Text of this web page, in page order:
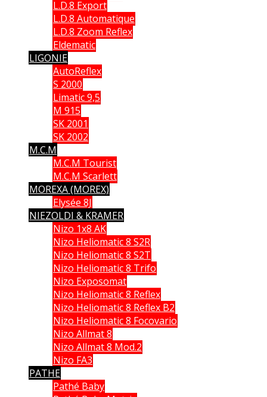
L.D.8 Export
L.D.8 Automatique
L.D.8 Zoom Reflex
Eldematic
LIGONIE
AutoReflex
S 2000
Limatic 9,5
M 915
SK 2001
SK 2002
M.C.M
M.C.M Tourist
M.C.M Scarlett
MOREXA (MOREX)
Elysée 8J
NIEZOLDI & KRAMER
Nizo 1x8 AK
Nizo Heliomatic 8 S2R
Nizo Heliomatic 8 S2T
Nizo Heliomatic 8 Trifo
Nizo Exposomat
Nizo Heliomatic 8 Reflex
Nizo Heliomatic 8 Reflex B2
Nizo Heliomatic 8 Focovario
Nizo Allmat 8
Nizo Allmat 8 Mod.2
Nizo FA3
PATHE
Pathé Baby